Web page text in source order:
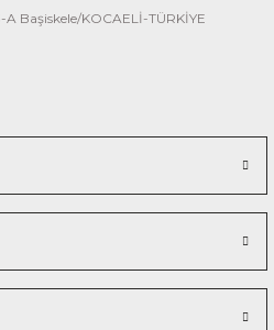
Başiskele/KOCAELİ-TÜRKİYE